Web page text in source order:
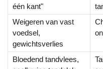
één kant"
Weigeren van vast
voedsel,
gewichtsverlies
Bloedend tandvlees,